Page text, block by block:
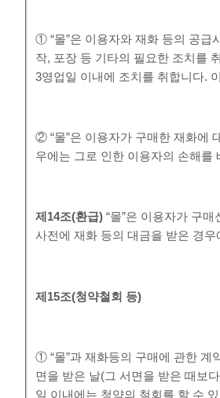
① “몰”은 이용자와 재화 등의 공급
작, 포장 등 기타의 필요한 조치를
3영업일 이내에 조치를 취합니다.
② “몰”은 이용자가 구매한 재화에
우에는 그로 인한 이용자의 손해를
제 14조(환급)“몰”은 이용자가 구
사전에 재화 등의 대금을 받은 경
제15조(청약철회 등)
① “몰”과 재화등의 구매에 관한 계
면을 받은 날(그 서면을 받은 때보
일 이내에는 청약의 철회를 할 수